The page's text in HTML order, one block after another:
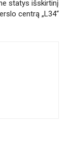
statys išskirtinį
centrą „L34“